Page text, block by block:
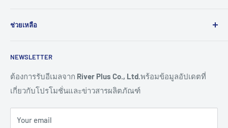
และอุตสาหกรรม 4.0
HMI
Connectivity
Remote I/O
Sensor
IoT Controller
Video Wall
ช่วยเหลือ
ขอราคางานโครงการ
การสั่งซื้อสินค้า
การชำระเงิน
การจัดส่งสินค้า
การขอใบเสนอราคา
NEWSLETTER
ต้องการรับอีเมลจาก River Plus Co., Ltd.พร้อมข้อมูลอัปเดตที่
เกี่ยวกับโปรโมชั่นและข่าวสารผลิตภัณฑ์
Your email